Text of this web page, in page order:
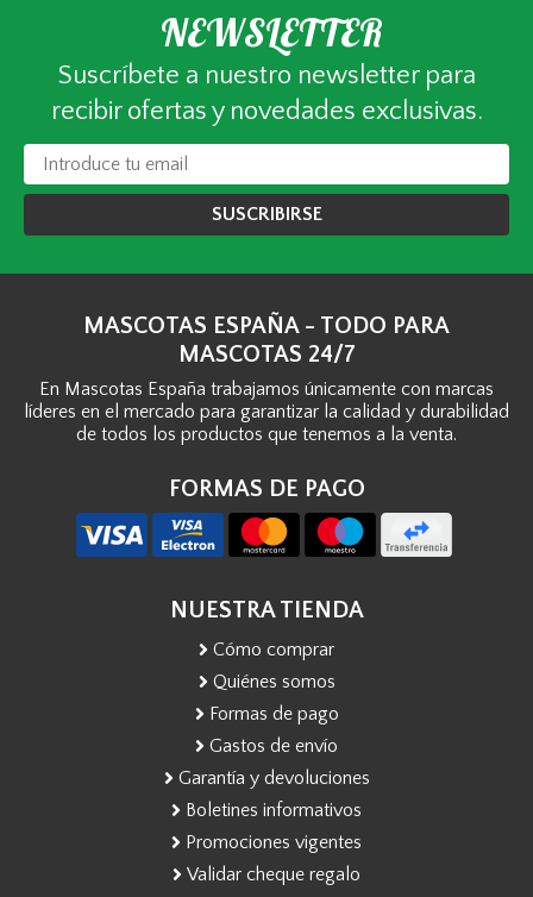
NEWSLETTER
Suscríbete a nuestro newsletter para
recibir ofertas y novedades exclusivas.
SUSCRIBIRSE
MASCOTAS ESPAÑA - TODO PARA
MASCOTAS 24/7
En Mascotas España trabajamos únicamente con marcas
líderes en el mercado para garantizar la calidad y durabilidad
de todos los productos que tenemos a la venta.
FORMAS DE PAGO
NUESTRA TIENDA
Cómo comprar
Quiénes somos
Formas de pago
Gastos de envío
Garantía y devoluciones
Boletines informativos
Promociones vigentes
Validar cheque regalo